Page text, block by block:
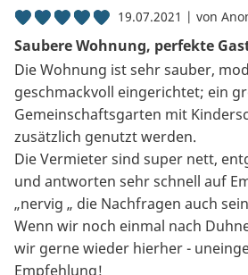
19.07.2021 | von
Saubere Wohnung, perfekte
Die Wohnung ist sehr sauber,
geschmackvoll eingerichtet; ein
Gemeinschaftsgarten mit
zusätzlich genutzt werden.
Die Vermieter sind super nett,
und antworten sehr schnell auf
„nervig „ die Nachfragen auch
Wenn wir noch einmal nach
wir gerne wieder hierher -
Empfehlung!